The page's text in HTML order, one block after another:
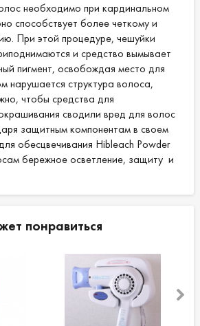
необходимо при кардинальном
способствует более четкому и
При этой процедуре, чешуйки
и средство вымывает
пигмент, освобождая место для
нарушается структура волоса,
чтобы средства для
сводили вред для волос
защитным компонентам в своем
обесцвечивания Hibleach Powder
бережное осветление, защиту и
понравиться